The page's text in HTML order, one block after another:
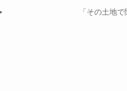
「その土地